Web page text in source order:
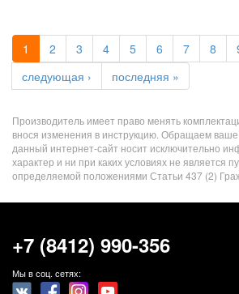
1 2 3 4 5 6 7 8
следующая ›
последняя »
Производитель имеет право менять
внося изменения в инструкцию. Обращаем
данный интернет-сайт носит исключительно
характер и ни при каких условиях не является
определяемой положениями Статьи 437 (2)
+7 (8412) 990-356
Мы в соц. сетях: